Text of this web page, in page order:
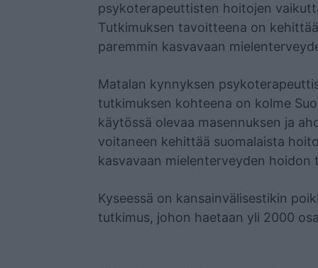
psykoterapeuttisten hoitojen
Tutkimuksen tavoitteena on
paremmin kasvavaan
Matalan kynnyksen
tutkimuksen kohteena on kolme
käytössä olevaa masennuksen ja
voitaneen kehittää suomalaista
kasvavaan mielenterveyden hoidon
Kyseessä on kansainvälisestikin
tutkimus, johon haetaan yli 2000